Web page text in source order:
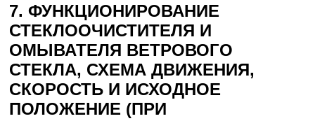
7. ФУНКЦИОНИРОВАНИЕ
СТЕКЛООЧИСТИТЕЛЯ И
ОМЫВАТЕЛЯ ВЕТРОВОГО
СТЕКЛА, СХЕМА ДВИЖЕНИЯ,
СКОРОСТЬ И ИСХОДНОЕ
ПОЛОЖЕНИЕ (ПРИ